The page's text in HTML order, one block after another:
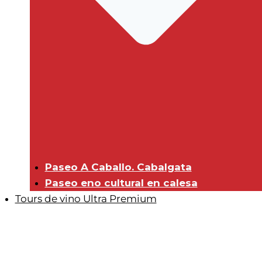
Paseo A Caballo. Cabalgata
Paseo eno cultural en calesa
Tours de vino Ultra Premium